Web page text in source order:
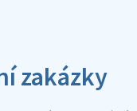
zakázky